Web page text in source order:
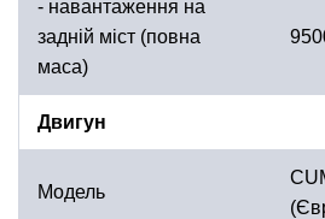
- навантаження на
задній міст (повна
маса)
Двигун
Модель